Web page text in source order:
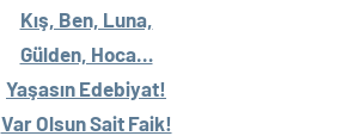
Kış, Ben, Luna,
Gülden, Hoca…
Yaşasın Edebiyat!
Var Olsun Sait Faik!